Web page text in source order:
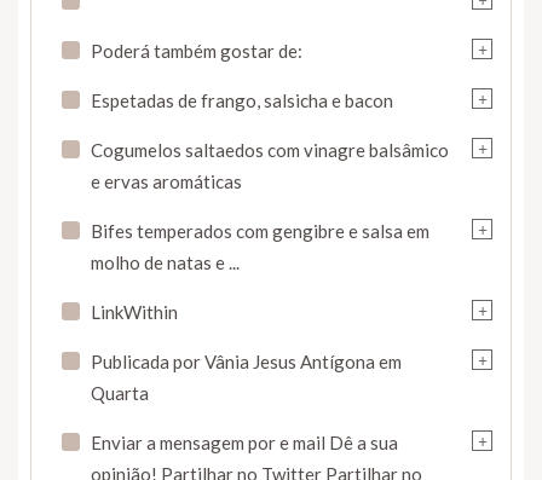
+
Poderá também gostar de:
+
Espetadas de frango, salsicha e bacon
+
Cogumelos saltaedos com vinagre balsâmico
e ervas aromáticas
+
Bifes temperados com gengibre e salsa em
molho de natas e ...
+
LinkWithin
+
Publicada por Vânia Jesus Antígona em
Quarta
+
Enviar a mensagem por e mail Dê a sua
opinião! Partilhar no Twitter Partilhar no